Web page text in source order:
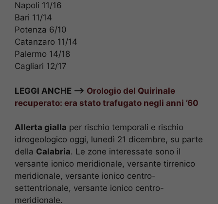
Napoli 11/16
Bari 11/14
Potenza 6/10
Catanzaro 11/14
Palermo 14/18
Cagliari 12/17
LEGGI ANCHE –> Orologio del Quirinale
recuperato: era stato trafugato negli anni ’60
Allerta gialla per rischio temporali e rischio
idrogeologico oggi, lunedì 21 dicembre, su parte
della Calabria. Le zone interessate sono il
versante ionico meridionale, versante tirrenico
meridionale, versante ionico centro-
settentrionale, versante ionico centro-
meridionale.